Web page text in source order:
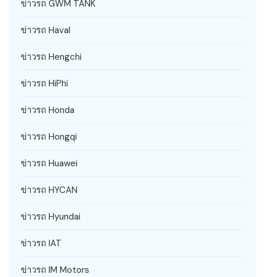
ข่าวรถ GWM TANK
ข่าวรถ Haval
ข่าวรถ Hengchi
ข่าวรถ HiPhi
ข่าวรถ Honda
ข่าวรถ Hongqi
ข่าวรถ Huawei
ข่าวรถ HYCAN
ข่าวรถ Hyundai
ข่าวรถ IAT
ข่าวรถ IM Motors